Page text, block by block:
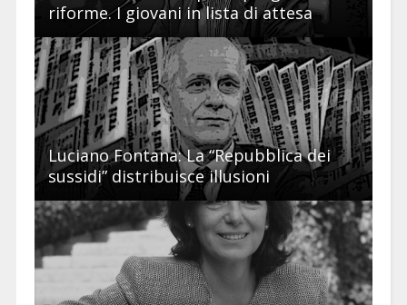
riforme. I giovani in lista di attesa
Luciano Fontana: La “Repubblica dei
sussidi” distribuisce illusioni